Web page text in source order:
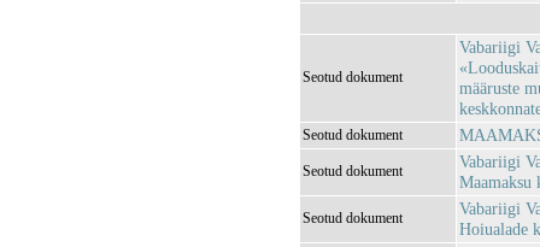
Seotud dokument
Vabariigi
määruste
Seotud dokument
Seotud dokument
Vabariigi
Maamaksu
Seotud dokument
Vabariigi
Hoiualade